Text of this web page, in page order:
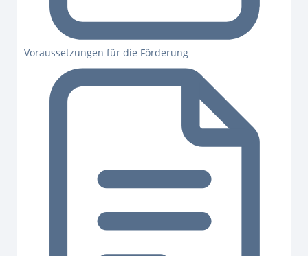
Voraussetzungen für die Förderung